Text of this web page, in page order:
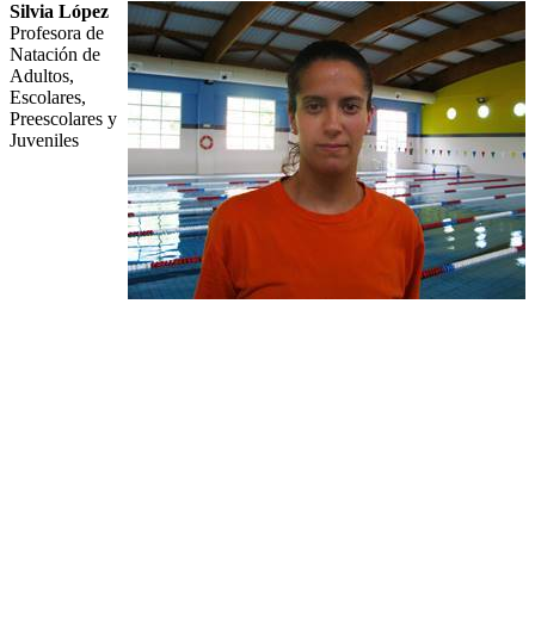
Silvia López
Profesora de
Natación de
Adultos,
Escolares,
Preescolares y
Juveniles